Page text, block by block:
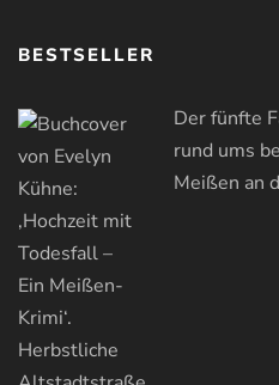
BESTSELLER
Der fünfte
rund ums
Meißen an